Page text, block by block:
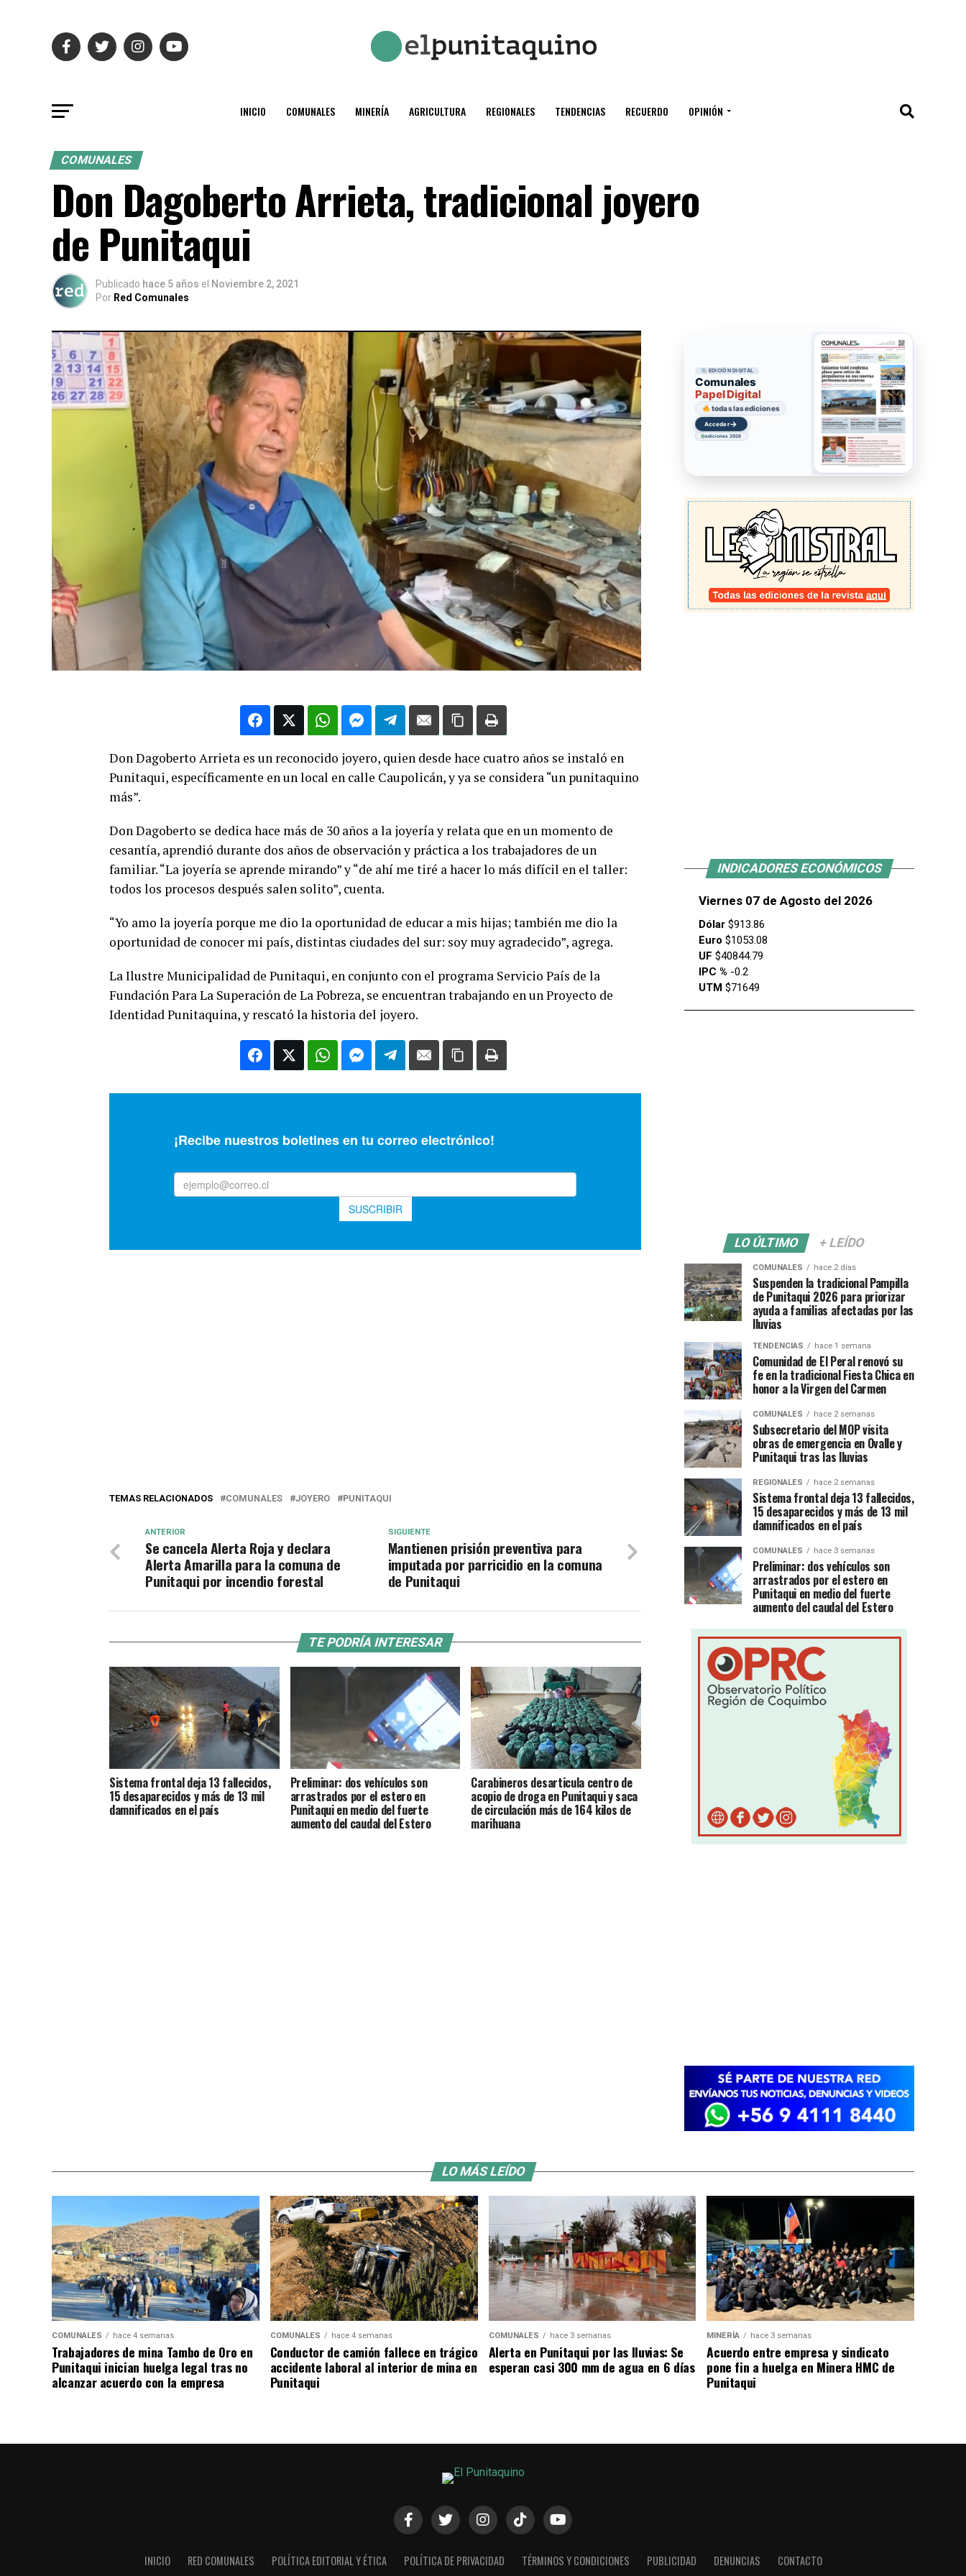
INICIO COMUNALES MINERÍA AGRICULTURA REGIONALES TENDENCIAS RECUERDO OPINIÓN
COMUNALES
Don Dagoberto Arrieta, tradicional joyero
de Punitaqui
Publicado hace 5 años el Noviembre 2, 2021
Por Red Comunales
Don Dagoberto Arrieta es un reconocido joyero, quien desde hace cuatro años se instaló en
Punitaqui, específicamente en un local en calle Caupolicán, y ya se considera “un punitaquino
más”.
Don Dagoberto se dedica hace más de 30 años a la joyería y relata que en un momento de
cesantía, aprendió durante dos años de observación y práctica a los trabajadores de un
familiar. “La joyería se aprende mirando” y “de ahí me tiré a hacer lo más difícil en el taller:
todos los procesos después salen solito”, cuenta.
“Yo amo la joyería porque me dio la oportunidad de educar a mis hijas; también me dio la
oportunidad de conocer mi país, distintas ciudades del sur: soy muy agradecido”, agrega.
La Ilustre Municipalidad de Punitaqui, en conjunto con el programa Servicio País de la
Fundación Para La Superación de La Pobreza, se encuentran trabajando en un Proyecto de
Identidad Punitaquina, y rescató la historia del joyero.
TEMAS RELACIONADOS COMUNALES JOYERO PUNITAQUI
SIGUIENTE
Mantienen prisión preventiva para
imputada por parricidio en la comuna
de Punitaqui
ANTERIOR
Se cancela Alerta Roja y declara
Alerta Amarilla para la comuna de
Punitaqui por incendio forestal
TE PODRÍA INTERESAR
Sistema frontal deja 13 fallecidos,
15 desaparecidos y más de 13 mil
damnificados en el país
Preliminar: dos vehículos son
arrastrados por el estero en
Punitaqui en medio del fuerte
aumento del caudal del Estero
Carabineros desarticula centro de
acopio de droga en Punitaqui y saca
de circulación más de 164 kilos de
marihuana
EDICIÓN DIGITAL
Comunales
Papel Digital
todas las ediciones
Acceder→
ediciones 2026
INDICADORES ECONÓMICOS
Viernes 07 de Agosto del 2026
Dólar $913.86
Euro $1053.08
UF $40844.79
IPC % -0.2
UTM $71649
LO ÚLTIMO + LEÍDO
COMUNALES hace 2 días
Suspenden la tradicional Pampilla
de Punitaqui 2026 para priorizar
ayuda a familias afectadas por las
lluvias
TENDENCIAS hace 1 semana
Comunidad de El Peral renovó su
fe en la tradicional Fiesta Chica en
honor a la Virgen del Carmen
COMUNALES hace 2 semanas
Subsecretario del MOP visita
obras de emergencia en Ovalle y
Punitaqui tras las lluvias
REGIONALES hace 2 semanas
Sistema frontal deja 13 fallecidos,
15 desaparecidos y más de 13 mil
damnificados en el país
COMUNALES hace 3 semanas
Preliminar: dos vehículos son
arrastrados por el estero en
Punitaqui en medio del fuerte
aumento del caudal del Estero
LO MÁS LEÍDO
COMUNALES hace 4 semanas
Trabajadores de mina Tambo de Oro en
Punitaqui inician huelga legal tras no
alcanzar acuerdo con la empresa
COMUNALES hace 4 semanas
Conductor de camión fallece en trágico
accidente laboral al interior de mina en
Punitaqui
COMUNALES hace 3 semanas
Alerta en Punitaqui por las lluvias: Se
esperan casi 300 mm de agua en 6 días
MINERÍA hace 3 semanas
Acuerdo entre empresa y sindicato
pone fin a huelga en Minera HMC de
Punitaqui
INICIO RED COMUNALES POLÍTICA EDITORIAL Y ÉTICA POLÍTICA DE PRIVACIDAD TÉRMINOS Y CONDICIONES PUBLICIDAD DENUNCIAS CONTACTO